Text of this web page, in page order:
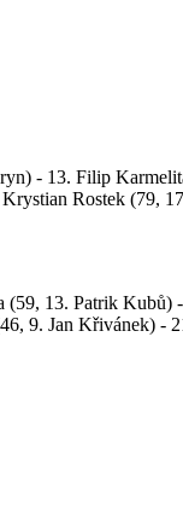
- 13. Filip
Rostek (79,
13. Patrik Kubů)
9. Jan Křivánek) -